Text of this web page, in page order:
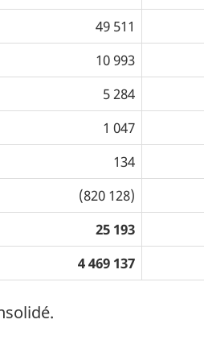
49 511
10 993
5 284
1 047
134
(820 128)
25 193
4 469 137